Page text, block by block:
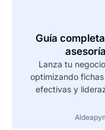
Guía
Lanza tu
optimizando
efectivas y